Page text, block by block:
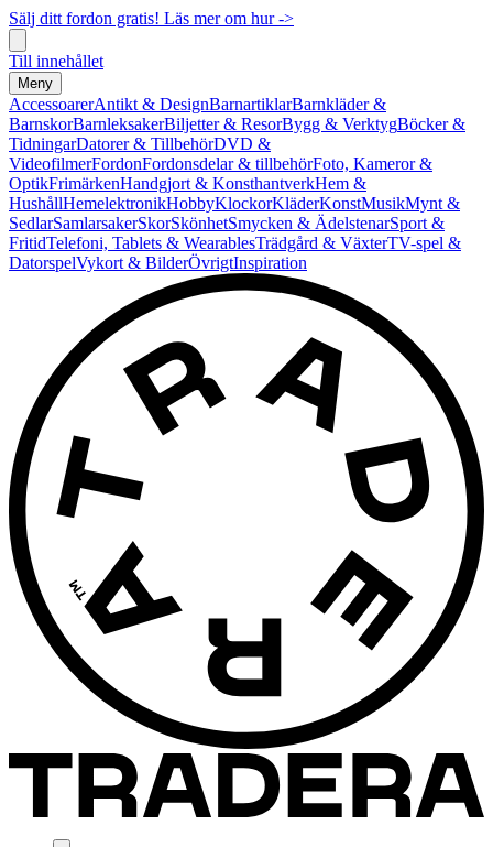
Sälj ditt fordon gratis! Läs mer om hur ->
Till innehållet
Meny
AccessoarerAntikt & DesignBarnartiklarBarnkläder &
BarnskorBarnleksakerBiljetter & ResorBygg & VerktygBöcker &
TidningarDatorer & TillbehörDVD &
VideofilmerFordonFordonsdelar & tillbehörFoto, Kameror &
OptikFrimärkenHandgjort & KonsthantverkHem &
HushållHemelektronikHobbyKlockorKläderKonstMusikMynt &
SedlarSamlarsakerSkorSkönhetSmycken & ÄdelstenarSport &
FritidTelefoni, Tablets & WearablesTrädgård & VäxterTV-spel &
DatorspelVykort & BilderÖvrigtInspiration